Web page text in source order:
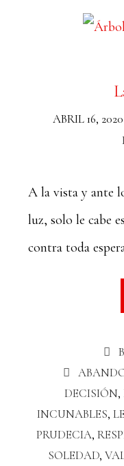
ABRIL 16, 2020
A la vista y ante
luz, solo le cabe
contra toda
DECISIÓN,
INCUNABLES,
PRUDECIA,
SOLEDAD,